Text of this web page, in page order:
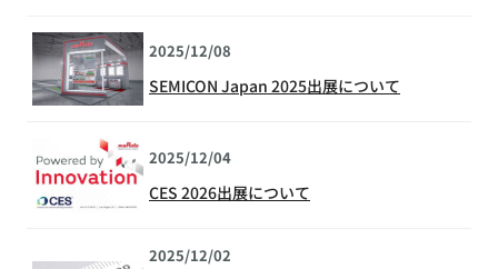
2025/12/08
SEMICON Japan 2025出展について
2025/12/04
CES 2026出展について
2025/12/02